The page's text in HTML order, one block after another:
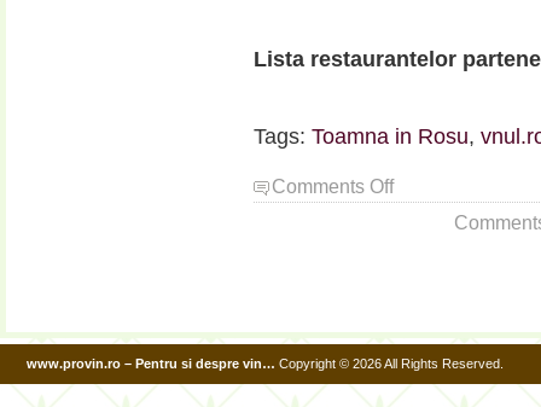
Lista restaurantelor
Tags: Toamna in Rosu,
Comments Offon
(P)
nu
ratati:
Toamna
www.provin.ro – Pentru si despre vin… Copyright © 2026 All Rights Reserved.